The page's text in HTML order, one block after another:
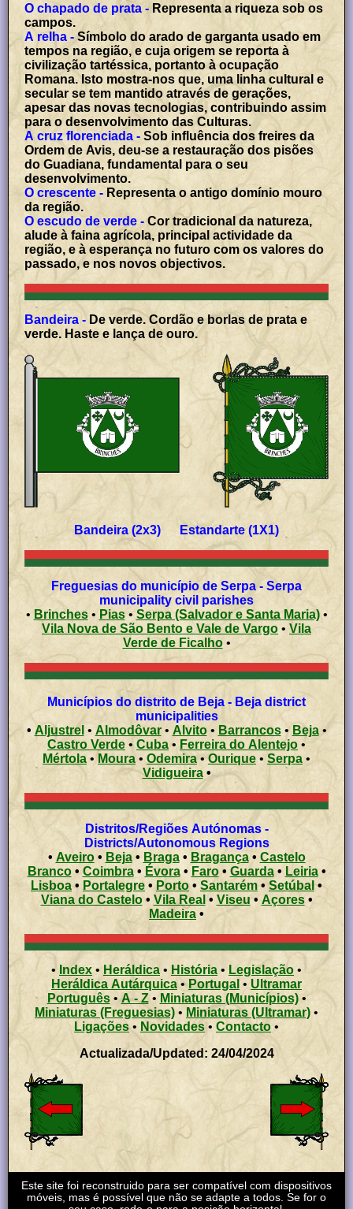
O chapado de prata - Representa a riqueza sob os
campos.
A relha -Símbolo do arado de garganta usado em
tempos na região, e cuja origem se reporta à
civilização tartéssica, portanto à ocupação
Romana. Isto mostra-nos que, uma linha cultural e
secular se tem mantido através de gerações,
apesar das novas tecnologias, contribuindo assim
para o desenvolvimento das Culturas.
A cruz florenciada - Sob influência dos freires da
Ordem de Avis, deu-se a restauração dos pisões
do Guadiana, fundamental para o seu
desenvolvimento.
O crescente - Representa o antigo domínio mouro
da região.
O escudo de verde - Cor tradicional da natureza,
alude à faina agrícola, principal actividade da
região, e à esperança no futuro com os valores do
passado, e nos novos objectivos.
Bandeira - De verde. Cordão e borlas de prata e
verde. Haste e lança de ouro.
Bandeira (2x3) Estandarte (1X1)
Freguesias do município de Serpa - Serpa
municipality civil parishes
• Brinches• Pias• Serpa (Salvador e Santa Maria)•
Vila Nova de São Bento e Vale de Vargo • Vila
Verde de Ficalho•
Municípios do distrito de Beja - Beja district
municipalities
• Aljustrel •Almodôvar• Alvito• Barrancos• Beja•
Castro Verde • Cuba • Ferreira do Alentejo •
Mértola •Moura • Odemira•Ourique • Serpa •
Vidigueira •
Distritos/Regiões Autónomas -
Districts/Autonomous Regions
• Aveiro• Beja• Braga• Bragança• Castelo
Branco• Coimbra• Évora• Faro• Guarda• Leiria•
Lisboa•Portalegre • Porto• Santarém • Setúbal•
Viana do Castelo• Vila Real • Viseu• Açores•
Madeira •
• Index • Heráldica • História • Legislação •
Heráldica Autárquica• Portugal • Ultramar
Português•A - Z• Miniaturas (Municípios)•
Miniaturas (Freguesias)• Miniaturas (Ultramar)•
Ligações• Novidades • Contacto •
Actualizada/Updated: 24/04/2024
Este site foi reconstruido para ser compatível com dispositivos
móveis, mas é possível que não se adapte a todos. Se for o